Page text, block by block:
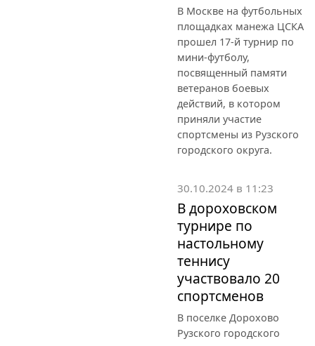
В Москве на футбольных
площадках манежа ЦСКА
прошел 17-й турнир по
мини-футболу,
посвященный памяти
ветеранов боевых
действий, в котором
приняли участие
спортсмены из Рузского
городского округа.
30.10.2024 в 11:23
В дороховском
турнире по
настольному
теннису
участвовало 20
спортсменов
В поселке Дорохово
Рузского городского